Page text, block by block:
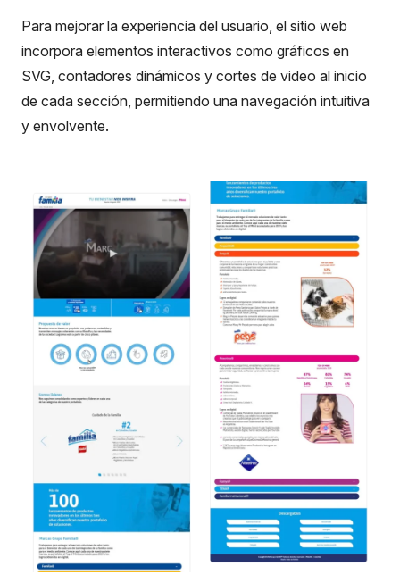
Para mejorar la experiencia del usuario, el sitio web
incorpora elementos interactivos como gráficos en
SVG, contadores dinámicos y cortes de video al inicio
de cada sección, permitiendo una navegación intuitiva
y envolvente.